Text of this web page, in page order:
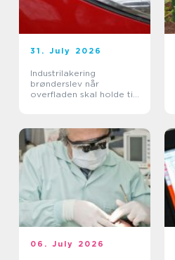
31. July 2026
Industrilakering
brønderslev når
overfladen skal holde til
06. July 2026